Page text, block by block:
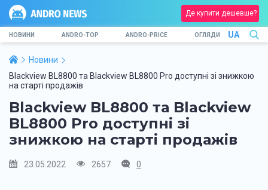
Де купити дешевше?
НОВИНИ ANDRO-TOP ANDRO-PRICE ОГЛЯДИ UA
Новини
Blackview BL8800 та Blackview BL8800 Pro доступні зі знижкою
на старті продажів
Blackview BL8800 та Blackview
BL8800 Pro доступні зі
знижкою на старті продажів
23.05.2022 2657 0